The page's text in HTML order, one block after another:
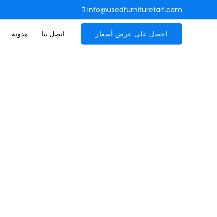
info@usedfurnituretaif.com
مدونة اتصل بنا احصل على عرض أسعار